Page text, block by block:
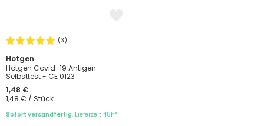
(3)
Hotgen
Hotgen Covid-19 Antigen
Selbsttest - CE 0123
1,48 €
1,48 € / Stück
Sofort versandfertig, Lieferzeit 48h*